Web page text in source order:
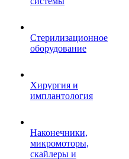
Стерилизационное
оборудование
Хирургия и
имплантология
Наконечники,
микромоторы,
скайлеры и